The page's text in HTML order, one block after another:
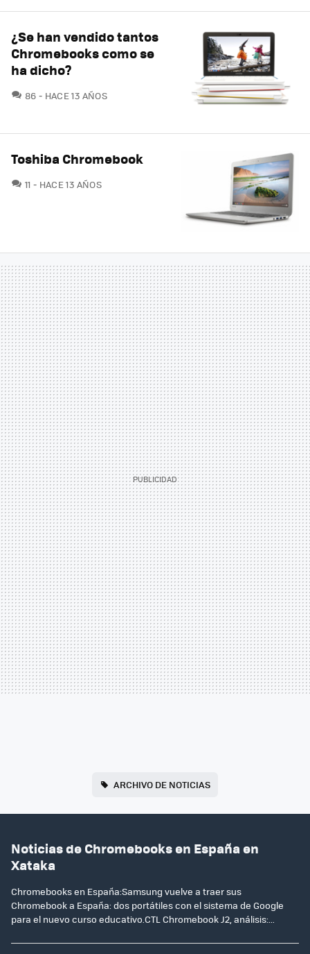
¿Se han vendido tantos
Chromebooks como se
ha dicho?
86 COMENTARIOS
HACE 13 AÑOS
Toshiba Chromebook
11 COMENTARIOS
HACE 13 AÑOS
ARCHIVO DE NOTICIAS
Noticias de Chromebooks en España en
Xataka
Chromebooks en España:Samsung vuelve a traer sus
Chromebook a España: dos portátiles con el sistema de Google
para el nuevo curso educativo.CTL Chromebook J2, análisis:...